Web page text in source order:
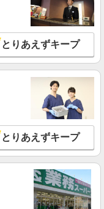
とりあえずキープ
とりあえずキープ